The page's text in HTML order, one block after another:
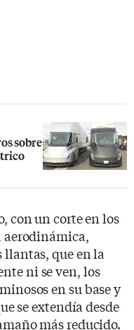
sobre
con un corte en los
aerodinámica,
que en la
ni se ven, los
en su base y
se extendía desde
más reducido.